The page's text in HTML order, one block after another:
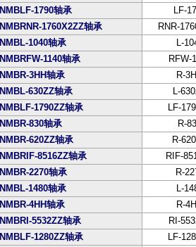
NMBLF-1790轴承
LF-
NMBRNR-1760X2ZZ轴承
RNR-
NMBL-1040轴承
L-
NMBRFW-1140轴承
RFW-
NMBR-3HH轴承
R-
NMBL-630ZZ轴承
L-
NMBLF-1790ZZ轴承
LF-
NMBR-830轴承
R-
NMBR-620ZZ轴承
R-
NMBRIF-8516ZZ轴承
RIF-
NMBR-2270轴承
R-
NMBL-1480轴承
L-
NMBR-4HH轴承
R-
NMBRI-5532ZZ轴承
RI-
NMBLF-1280ZZ轴承
LF-